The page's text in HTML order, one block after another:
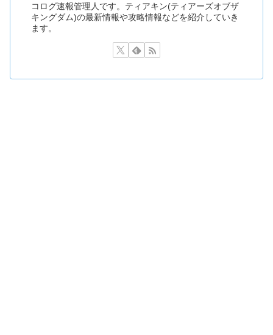
コログ速報管理人です。ティアキン(ティアーズオブザ
キングダム)の最新情報や攻略情報などを紹介していき
ます。